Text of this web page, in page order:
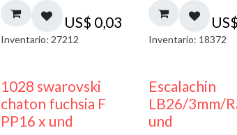
US$ 0,03
Inventario: 27212
US$
Inventario: 18372
1028 swarovski
chaton fuchsia F
PP16 x und
Escalachin
LB26/3mm/
und